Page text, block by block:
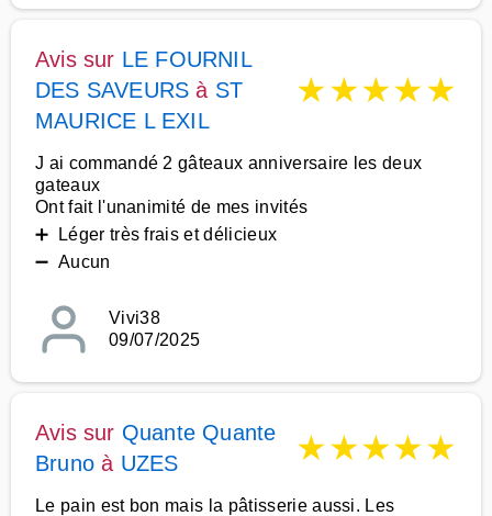
Avis sur LE FOURNIL
DES SAVEURS à ST
MAURICE L EXIL
★★★★★
J ai commandé 2 gâteaux anniversaire les deux
gateaux
Ont fait l'unanimité de mes invités
➕ Léger très frais et délicieux
➖ Aucun
Vivi38
09/07/2025
Avis sur Quante Quante
Bruno à UZES ★★★★★
Le pain est bon mais la pâtisserie aussi. Les